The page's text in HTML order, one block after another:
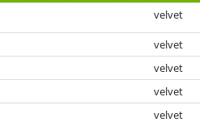
velvet
velvet
velvet
velvet
velvet